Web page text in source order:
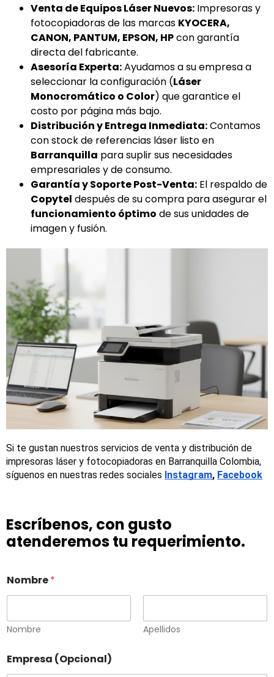
Venta de Equipos Láser Nuevos: Impresoras y
fotocopiadoras de las marcas KYOCERA,
CANON, PANTUM, EPSON, HPcon garantía
directa del fabricante.
Asesoría Experta:Ayudamos a su empresa a
seleccionar la configuración (Láser
Monocromático o Color) que garantice el
costo por página más bajo.
Distribución y Entrega Inmediata:Contamos
con stock de referencias láser listo en
Barranquilla para suplir sus necesidades
empresariales y de consumo.
Garantía y Soporte Post-Venta: El respaldo de
Copytel después de su compra para asegurar el
funcionamiento óptimo de sus unidades de
imagen y fusión.
Si te gustan nuestros servicios de venta y distribución de
impresoras láser y fotocopiadoras en Barranquilla Colombia,
síguenos en nuestras redes sociales Instagram, Facebook
Escríbenos, con gusto
atenderemos tu requerimiento.
Nombre*
Nombre Apellidos
Empresa (Opcional)